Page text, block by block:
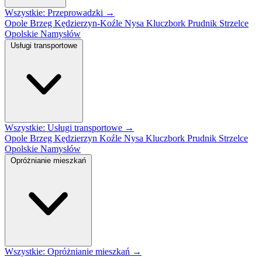
Wszystkie: Przeprowadzki →
Opole Brzeg Kędzierzyn-Koźle Nysa Kluczbork Prudnik Strzelce
Opolskie Namysłów
Usługi transportowe
Wszystkie: Usługi transportowe →
Opole Brzeg Kędzierzyn Koźle Nysa Kluczbork Prudnik Strzelce
Opolskie Namysłów
Opróżnianie mieszkań
Wszystkie: Opróżnianie mieszkań →